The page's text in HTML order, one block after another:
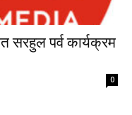
पर्व कार्यक्रम
0